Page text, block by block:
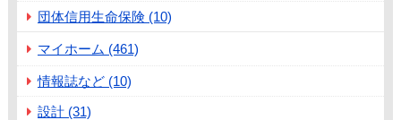
団体信用生命保険 (10)
マイホーム (461)
情報誌など (10)
設計 (31)